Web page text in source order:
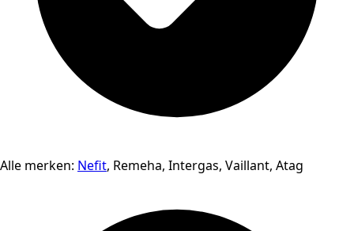
Alle merken: Nefit, Remeha, Intergas, Vaillant, Atag